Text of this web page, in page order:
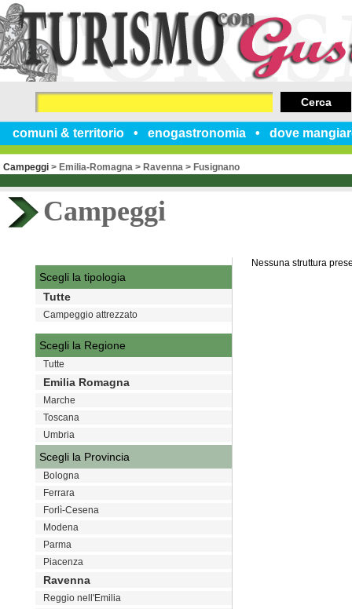
comuni & territorio enogastronomia dove
Cerca
Campeggi > Emilia-Romagna > Ravenna > Fusignano
Campeggi
Nessuna struttura
Scegli la tipologia
Tutte
Campeggio attrezzato
Scegli la Regione
Tutte
Emilia Romagna
Marche
Toscana
Umbria
Scegli la Provincia
Bologna
Ferrara
Forlì-Cesena
Modena
Parma
Piacenza
Ravenna
Reggio nell'Emilia